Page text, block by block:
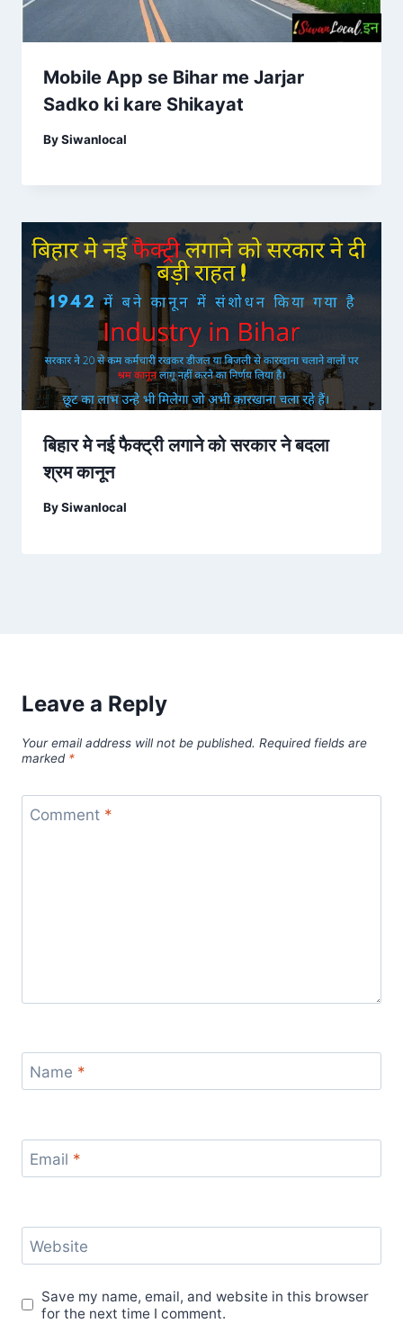
Mobile App se Bihar me Jarjar
Sadko ki kare Shikayat
BySiwanlocal
बिहार मे नई फैक्ट्री लगाने को सरकार ने बदला
श्रम कानून
BySiwanlocal
Leave a Reply
Your email address will not be published. Required fields are
marked *
Comment *
Name *
Email *
Website
Save my name, email, and website in this browser
for the next time I comment.